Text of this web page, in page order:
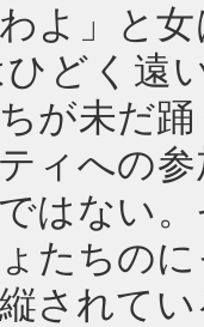
よ」と
どく遠
が未だ
ィへの
はない
たちの
されて